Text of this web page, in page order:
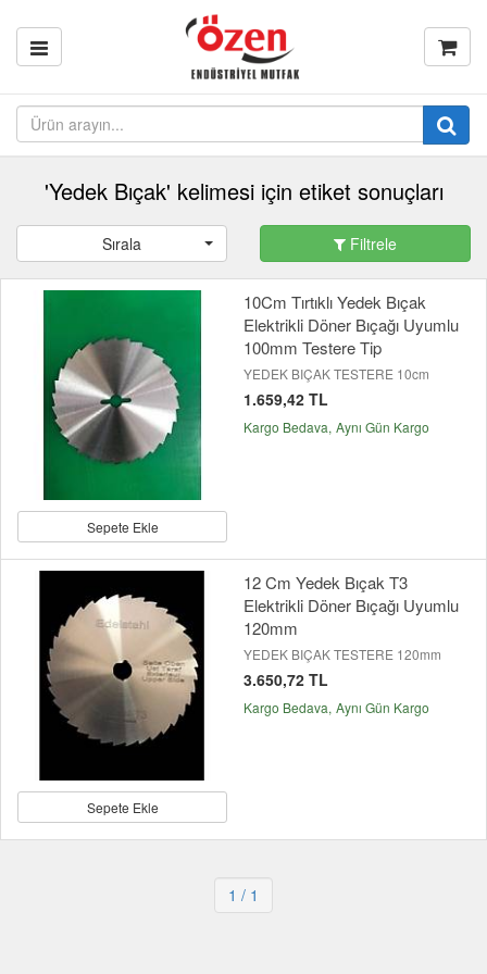
'Yedek Bıçak' kelimesi için etiket sonuçları
Sırala Filtrele
Sepete Ekle
10Cm Tırtıklı Yedek Bıçak
Elektrikli Döner Bıçağı Uyumlu
100mm Testere Tip
YEDEK BIÇAK TESTERE 10cm
1.659,42 TL
Kargo Bedava Aynı Gün Kargo
Sepete Ekle
12 Cm Yedek Bıçak T3
Elektrikli Döner Bıçağı Uyumlu
120mm
YEDEK BIÇAK TESTERE 120mm
3.650,72 TL
Kargo Bedava Aynı Gün Kargo
1 / 1